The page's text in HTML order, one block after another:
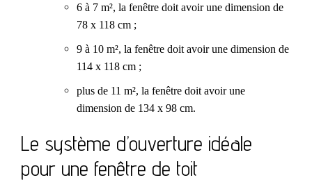
6 à 7 m², la fenêtre doit avoir une dimension de
78 x 118 cm ;
9 à 10 m², la fenêtre doit avoir une dimension de
114 x 118 cm ;
plus de 11 m², la fenêtre doit avoir une
dimension de 134 x 98 cm.
Le système d’ouverture idéale
pour une fenêtre de toit